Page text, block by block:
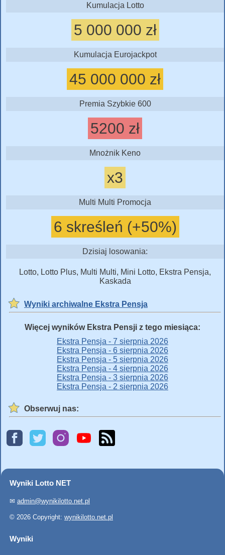
Kumulacja Lotto
5 000 000 zł
Kumulacja Eurojackpot
45 000 000 zł
Premia Szybkie 600
5200 zł
Mnożnik Keno
x3
Multi Multi Promocja
6 skreśleń (+50%)
Dzisiaj losowania:
Lotto, Lotto Plus, Multi Multi, Mini Lotto, Ekstra Pensja,
Kaskada
Wyniki archiwalne Ekstra Pensja
Więcej wyników Ekstra Pensji z tego miesiąca:
Ekstra Pensja - 7 sierpnia 2026
Ekstra Pensja - 6 sierpnia 2026
Ekstra Pensja - 5 sierpnia 2026
Ekstra Pensja - 4 sierpnia 2026
Ekstra Pensja - 3 sierpnia 2026
Ekstra Pensja - 2 sierpnia 2026
Obserwuj nas:
Wyniki Lotto NET
✉ admin@wynikilotto.net.pl
© 2026 Copyright: wynikilotto.net.pl
Wyniki